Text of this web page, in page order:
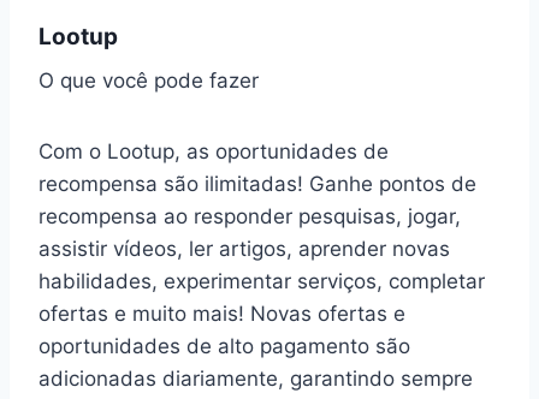
Lootup
O que você pode fazer
Com o Lootup, as oportunidades de
recompensa são ilimitadas! Ganhe pontos de
recompensa ao responder pesquisas, jogar,
assistir vídeos, ler artigos, aprender novas
habilidades, experimentar serviços, completar
ofertas e muito mais! Novas ofertas e
oportunidades de alto pagamento são
adicionadas diariamente, garantindo sempre